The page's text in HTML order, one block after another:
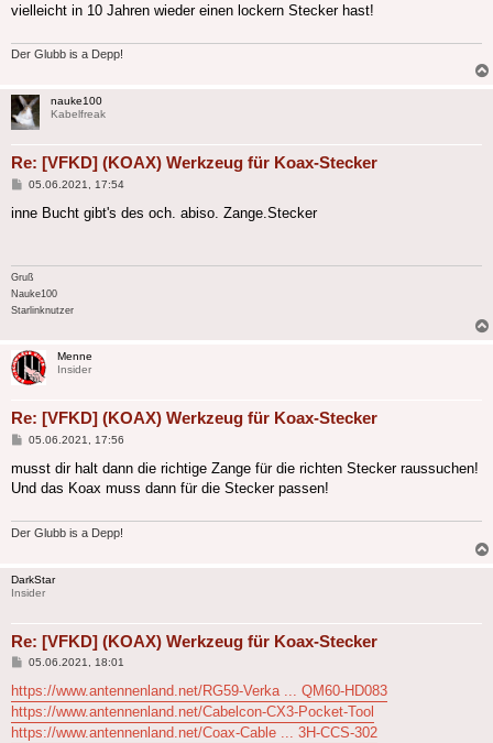
vielleicht in 10 Jahren wieder einen lockern Stecker hast!
Der Glubb is a Depp!
nauke100
Kabelfreak
Re: [VFKD] (KOAX) Werkzeug für Koax-Stecker
Beitrag
05.06.2021, 17:54
inne Bucht gibt's des och. abiso. Zange.Stecker
Gruß
Nauke100
Starlinknutzer
Menne
Insider
Re: [VFKD] (KOAX) Werkzeug für Koax-Stecker
Beitrag
05.06.2021, 17:56
musst dir halt dann die richtige Zange für die richten Stecker raussuchen!
Und das Koax muss dann für die Stecker passen!
Der Glubb is a Depp!
DarkStar
Insider
Re: [VFKD] (KOAX) Werkzeug für Koax-Stecker
Beitrag
05.06.2021, 18:01
https://www.antennenland.net/RG59-Verka ... QM60-HD083
https://www.antennenland.net/Cabelcon-CX3-Pocket-Tool
https://www.antennenland.net/Coax-Cable ... 3H-CCS-302